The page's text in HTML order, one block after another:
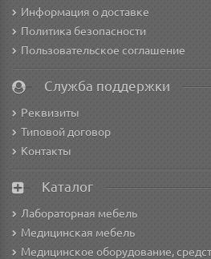
Информация о доставке
Политика безопасности
Пользовательское соглашение
Служба поддержки
Реквизиты
Типовой договор
Контакты
Каталог
Лабораторная мебель
Медицинская мебель
Медицинское оборудование,